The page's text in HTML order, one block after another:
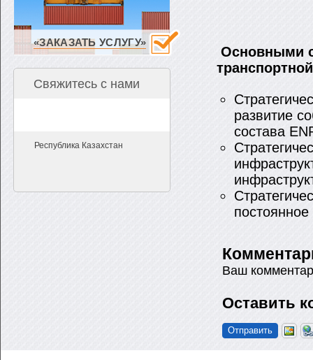
«ЗАКАЗАТЬ УСЛУГУ»
Свяжитесь с нами
Республика Казахстан
Основными
развитие
состава
Ваш
Оставить